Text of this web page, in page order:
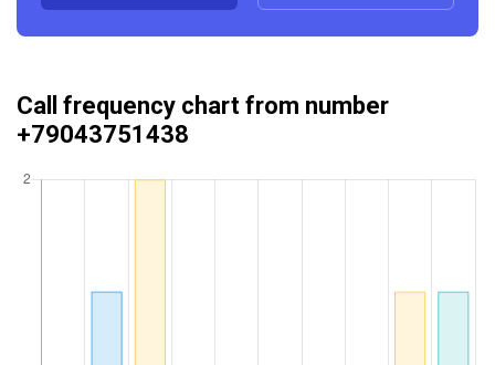
Call frequency chart from number
+79043751438